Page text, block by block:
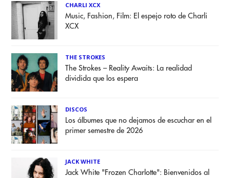
CHARLI XCX
Music, Fashion, Film: El espejo roto de Charli
XCX
THE STROKES
The Strokes – Reality Awaits: La realidad
dividida que los espera
DISCOS
Los álbumes que no dejamos de escuchar en el
primer semestre de 2026
JACK WHITE
Jack White "Frozen Charlotte": Bienvenidos al